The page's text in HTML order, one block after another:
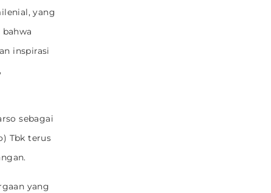
yang
inspirasi
sebagai
Tbk terus
yang